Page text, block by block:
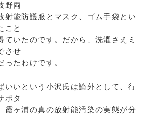
野両
射能防護服とマスク、ゴム手袋とい
こと
ていたのです。だから、洗濯さえミ
させ
ったわけです。
いという小沢氏は論外として、行
ボタ
霞ヶ浦の真の放射能汚染の実態が分